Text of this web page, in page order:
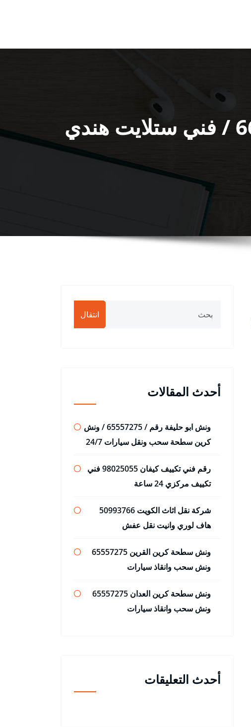
فني تركيب ستلايت الفنيطيس / 66445532 / فني ستلايت هندي
انتقال
أحدث المقالات
ونش ابو حليفة رقم / 65557275 / ونش
كرين سطحة سحب ونقل سيارات 24/7
رقم فني تكييف كيفان 98025055 فني
تكييف مركزي 24 ساعة
شركة نقل اثاث الكويت 50993766
هاف لوري وانيت نقل عفش
ونش سطحة كرين القرين 65557275
ونش سحب وانقاذ سيارات
ونش سطحة كرين العدان 65557275
ونش سحب وانقاذ سيارات
أحدث التعليقات